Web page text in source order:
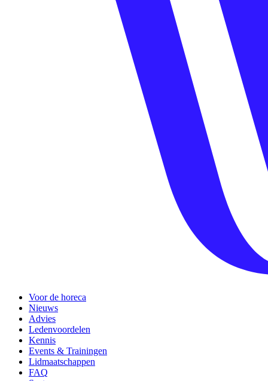
Voor de horeca
Nieuws
Advies
Ledenvoordelen
Kennis
Events & Trainingen
Lidmaatschappen
FAQ